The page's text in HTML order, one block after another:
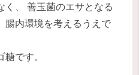
く、 善玉菌のエサとなる
腸内環境を考えるうえで
です。